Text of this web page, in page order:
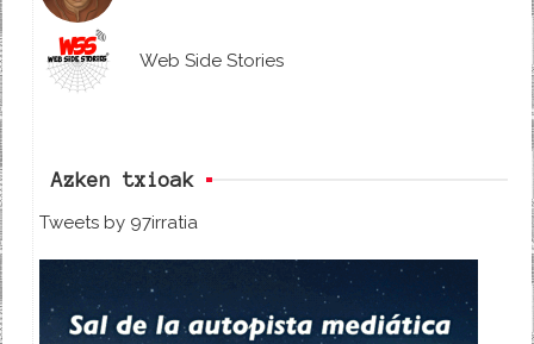
Web Side Stories
Azken txioak
Tweets by 97irratia